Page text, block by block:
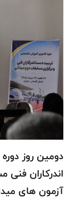
دومین روز
اندرکاران
آزمون های